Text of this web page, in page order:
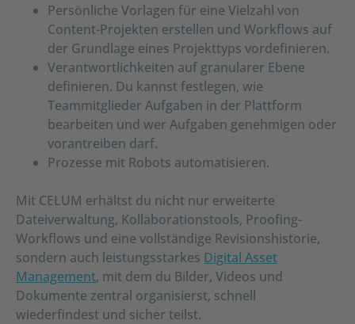
Persönliche Vorlagen für eine Vielzahl von
Content-Projekten erstellen und Workflows auf
der Grundlage eines Projekttyps vordefinieren.
Verantwortlichkeiten auf granularer Ebene
definieren. Du kannst festlegen, wie
Teammitglieder Aufgaben in der Plattform
bearbeiten und wer Aufgaben genehmigen oder
vorantreiben darf.
Prozesse mit Robots automatisieren.
Mit CELUM erhältst du nicht nur erweiterte
Dateiverwaltung, Kollaborationstools, Proofing-
Workflows und eine vollständige Revisionshistorie,
sondern auch leistungsstarkes Digital Asset
Management, mit dem du Bilder, Videos und
Dokumente zentral organisierst, schnell
wiederfindest und sicher teilst.